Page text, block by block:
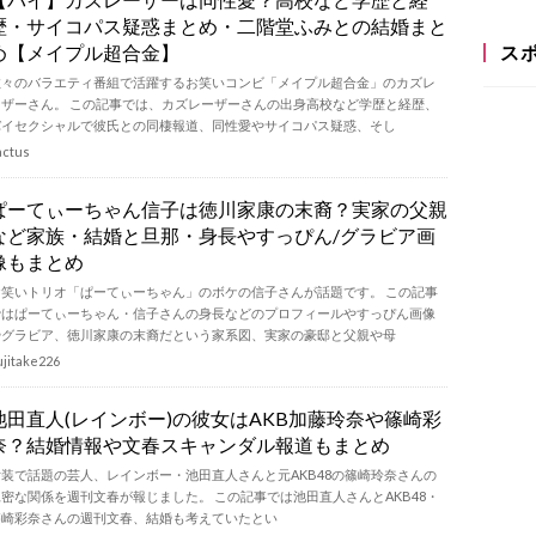
・サイコパス疑惑まとめ・二階堂ふみとの結婚まと
【メイプル超合金】
のバラエティ番組で活躍するお笑いコンビ「メイプル超合金」のカズレ
ーさん。 この記事では、カズレーザーさんの出身高校など学歴と経歴、
セクシャルで彼氏との同棲報道、同性愛やサイコパス疑惑、そし
ーてぃーちゃん信子は徳川家康の末裔？実家の父親
ど家族・結婚と旦那・身長やすっぴん/グラビア画
もまとめ
いトリオ「ぱーてぃーちゃん」のボケの信子さんが話題です。 この記事
ぱーてぃーちゃん・信子さんの身長などのプロフィールやすっぴん画像
ラビア、徳川家康の末裔だという家系図、実家の豪邸と父親や母
田直人(レインボー)の彼女はAKB加藤玲奈や篠崎彩
？結婚情報や文春スキャンダル報道もまとめ
で話題の芸人、レインボー・池田直人さんと元AKB48の篠崎玲奈さんの
な関係を週刊文春が報じました。 この記事では池田直人さんとAKB48・
彩奈さんの週刊文春、結婚も考えていたとい
ス